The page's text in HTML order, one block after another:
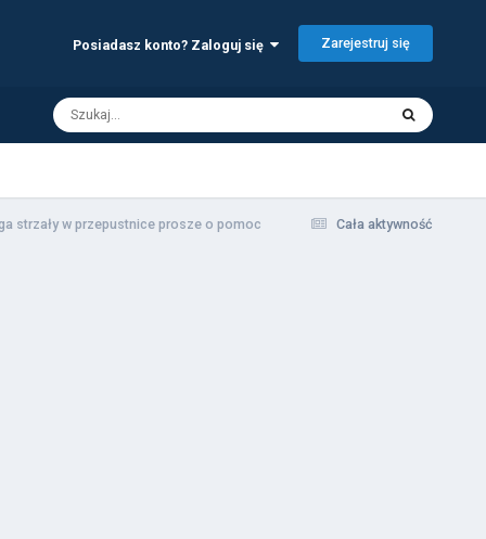
Posiadasz konto? Zaloguj się Zarejestruj się
Cała aktywność
strzały w przepustnice prosze o pomoc